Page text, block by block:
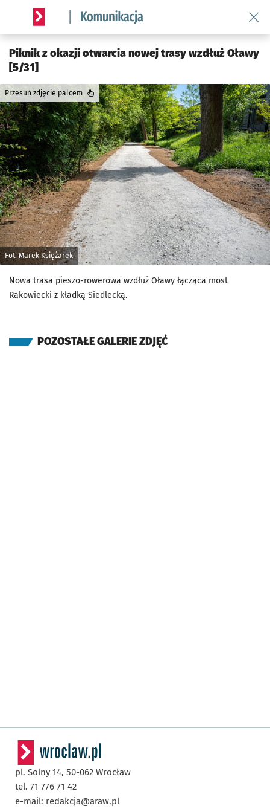
Serwis informacyjny wroclaw.pl podserwis: Komunikacja
Piknik z okazji otwarcia nowej trasy wzdłuż Oławy
[5/31]
Fot. Marek Księżarek
Przesuń zdjęcie palcem
Nowa trasa pieszo-rowerowa wzdłuż Oławy łącząca most
Rakowiecki z kładką Siedlecką.
POZOSTAŁE GALERIE ZDJĘĆ
pl. Solny 14, 50-062 Wrocław
tel. 71 776 71 42
e-mail: redakcja@araw.pl